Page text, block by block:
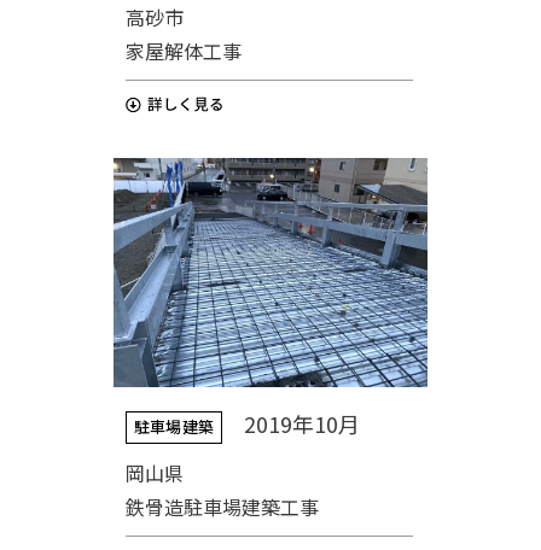
高砂市
家屋解体工事
駐車場建築 2019年10月
岡山県
鉄骨造駐車場建築工事